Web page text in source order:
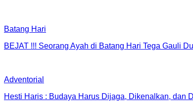
Batang Hari
BEJAT !!! Seorang Ayah di Batang Hari Tega Gauli
Adventorial
Hesti Haris : Budaya Harus Dijaga, Dikenalkan, dan